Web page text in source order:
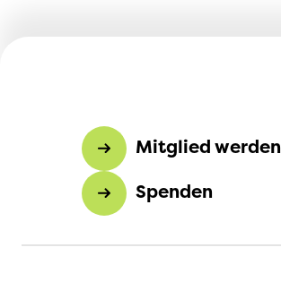
Mitglied werden
Spenden